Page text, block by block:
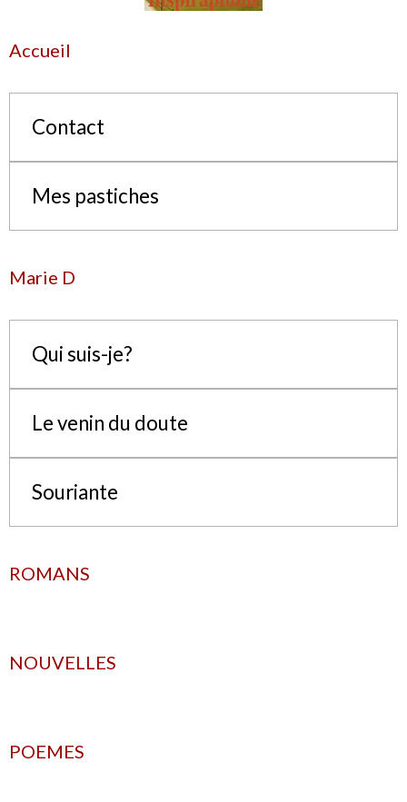
Accueil
Contact
Mes pastiches
Marie D
Qui suis-je?
Le venin du doute
Souriante
ROMANS
NOUVELLES
POEMES